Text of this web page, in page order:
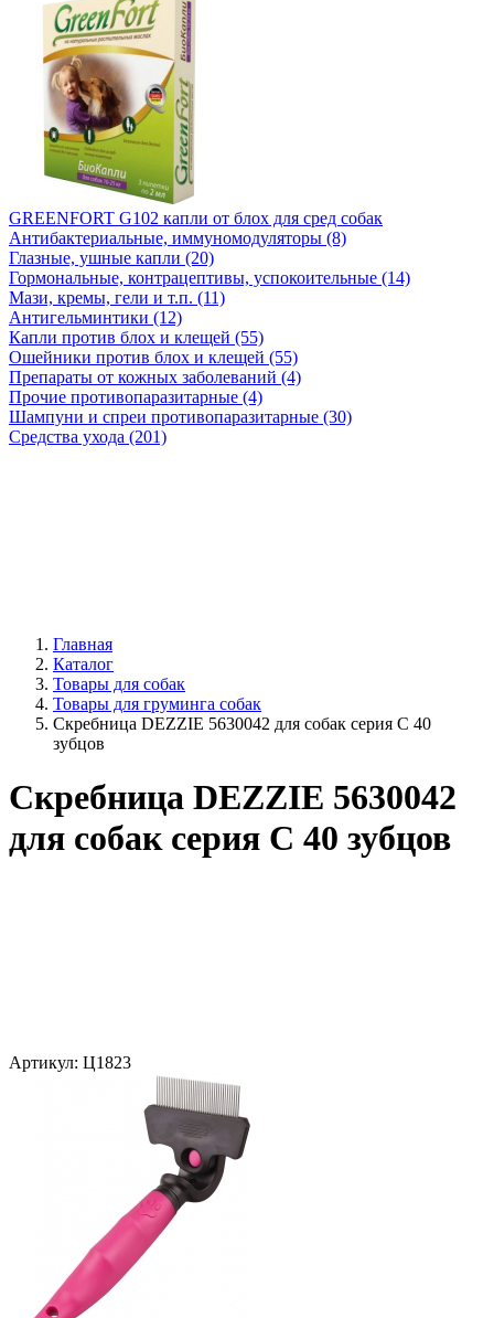
GREENFORT G102 капли от блох для сред собак
Антибактериальные, иммуномодуляторы (8)
Глазные, ушные капли (20)
Гормональные, контрацептивы, успокоительные (14)
Мази, кремы, гели и т.п. (11)
Антигельминтики (12)
Капли против блох и клещей (55)
Ошейники против блох и клещей (55)
Препараты от кожных заболеваний (4)
Прочие противопаразитарные (4)
Шампуни и спреи противопаразитарные (30)
Средства ухода (201)
Главная
Каталог
Товары для собак
Товары для груминга собак
Скребница DEZZIE 5630042 для собак серия С 40
зубцов
Скребница DEZZIE 5630042
для собак серия С 40 зубцов
Артикул: Ц1823